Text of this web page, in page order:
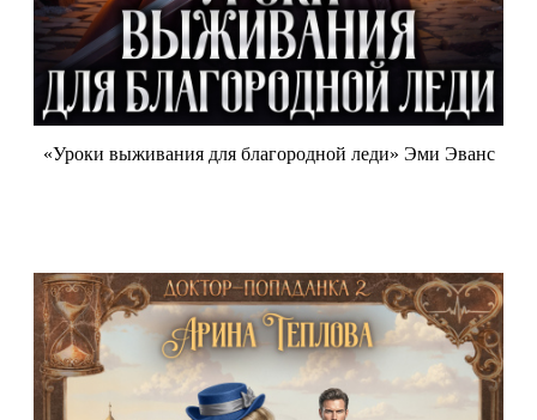
«Уроки выживания для благородной леди» Эми Эванс